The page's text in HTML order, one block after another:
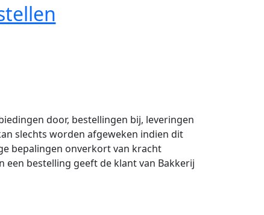
door, bestellingen bij, leveringen
slechts worden afgeweken indien dit
bepalingen onverkort van kracht
een bestelling geeft de klant van Bakkerij